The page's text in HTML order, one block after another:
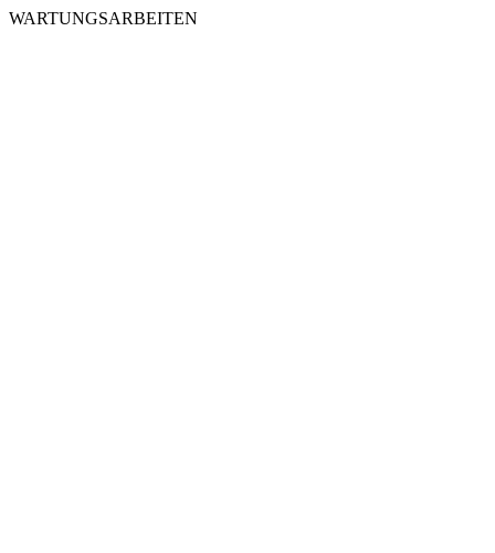
WARTUNGSARBEITEN